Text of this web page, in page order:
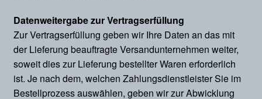
Datenweitergabe zur Vertragserfüllung
Zur Vertragserfüllung geben wir Ihre Daten an das mit
der Lieferung beauftragte Versandunternehmen weiter,
soweit dies zur Lieferung bestellter Waren erforderlich
ist. Je nach dem, welchen Zahlungsdienstleister Sie im
Bestellprozess auswählen, geben wir zur Abwicklung